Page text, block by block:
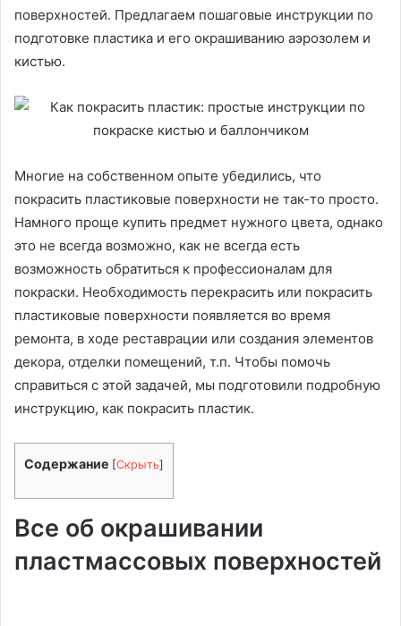
поверхностей. Предлагаем пошаговые инструкции по
подготовке пластика и его окрашиванию аэрозолем и
кистью.
Многие на собственном опыте убедились, что
покрасить пластиковые поверхности не так-то просто.
Намного проще купить предмет нужного цвета, однако
это не всегда возможно, как не всегда есть
возможность обратиться к профессионалам для
покраски. Необходимость перекрасить или покрасить
пластиковые поверхности появляется во время
ремонта, в ходе реставрации или создания элементов
декора, отделки помещений, т.п. Чтобы помочь
справиться с этой задачей, мы подготовили подробную
инструкцию, как покрасить пластик.
Содержание [Скрыть]
Все об окрашивании
пластмассовых поверхностей